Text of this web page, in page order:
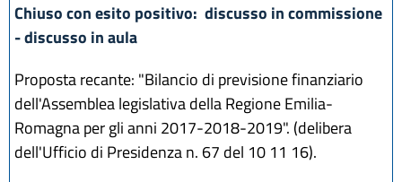
Chiuso con esito positivo: discusso in commissione
- discusso in aula
Proposta recante: "Bilancio di previsione finanziario
dell'Assemblea legislativa della Regione Emilia-
Romagna per gli anni 2017-2018-2019". (delibera
dell'Ufficio di Presidenza n. 67 del 10 11 16).